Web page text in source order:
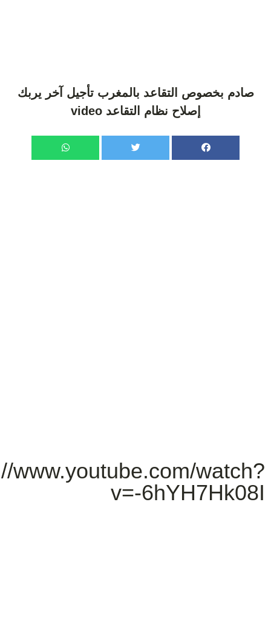
صادم بخصوص التقاعد بالمغرب تأجيل آخر يربك
إصلاح نظام التقاعد video
www.youtube.com/watch?
v=-6hYH7Hk08I